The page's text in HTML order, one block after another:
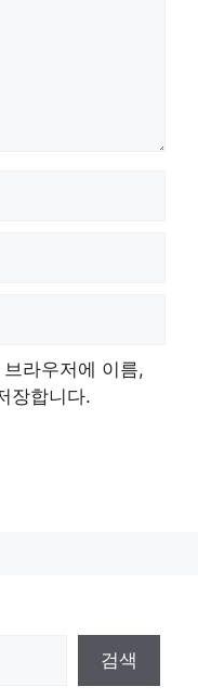
라우저에 이름,
장합니다.
검색